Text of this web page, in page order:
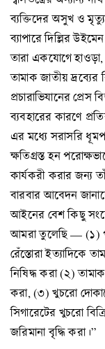
ব্যক্তিদের অসুখ ও
ব্যাপারে দিল্লির
তারা একযোগে
তামাক জাতীয় দ্রব্যের
প্রচারাভিযানের প্রেস
ব্যবহারের কারণে
এর মধ্যে সরাসরি
ক্ষতিগ্রস্ত হন
কার্যকরী করার জন্য
বারবার আবেদন
আইনের বেশ কিছু
আমরা তুলেছি — (১)
রেঁস্তোরা ইত্যাদিকে
নিষিদ্ধ করা (২)
করা, (৩) খুচরো
সিগারেটের খুচরো
জরিমানা বৃদ্ধি করা।”